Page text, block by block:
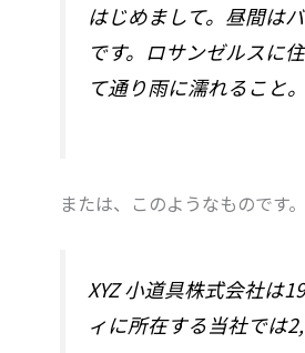
はじめまして。昼間は
です。ロサンゼルスに
て通り雨に濡れること。
または、このようなものです。
XYZ 小道具株式会社は
ィに所在する当社では